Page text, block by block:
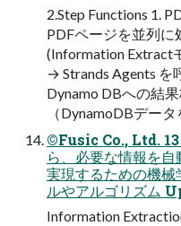
2.Step Functions 1.
PDFページを並列に
(Information Extract
→ Strands Agents を
Dynamo DBへの結
（DynamoDBデータ
©Fusic Co., Ltd. 13
ら、必要な情報を
実現するための機
ルやアルゴリズム
Information